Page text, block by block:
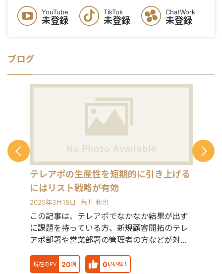
YouTube
未登録
TikTok
未登録
ChatWork
未登録
ブログ
テレアポの生産性を短期的に引き上げる
にはリスト戦略が有効
2025年3月18日 荒井 和也
現在のPV 20 回 0いいね！
この記事は、テレアポでなかなか結果が出ず
に課題を持っている方、新規顧客開拓のテレ
アポ部署や営業部署の管理者の方などが対象